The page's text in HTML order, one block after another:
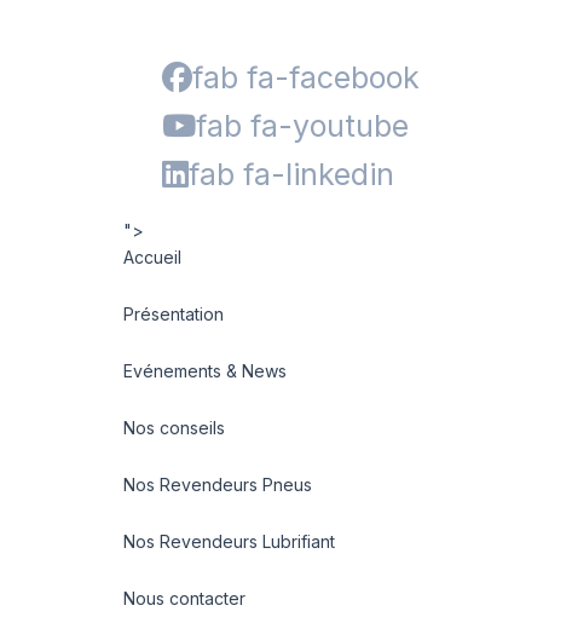
fab fa-facebook
fab fa-youtube
fab fa-linkedin
">
Accueil
Présentation
Evénements & News
Nos conseils
Nos Revendeurs Pneus
Nos Revendeurs Lubrifiant
Nous contacter